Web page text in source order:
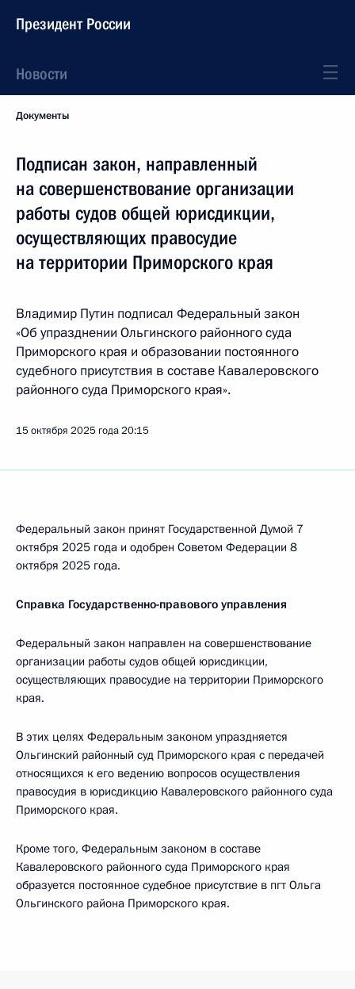
Президент России
Новости
Документы
Подписан закон, направленный
на совершенствование организации
работы судов общей юрисдикции,
осуществляющих правосудие
на территории Приморского края
Владимир Путин подписал Федеральный закон
«Об упразднении Ольгинского районного суда
Приморского края и образовании постоянного
судебного присутствия в составе Кавалеровского
районного суда Приморского края».
15 октября 2025 года20:15
Федеральный закон принят Государственной Думой 7
октября 2025 года и одобрен Советом Федерации 8
октября 2025 года.
Справка Государственно-правового управления
Федеральный закон направлен на совершенствование
организации работы судов общей юрисдикции,
осуществляющих правосудие на территории Приморского
края.
В этих целях Федеральным законом упраздняется
Ольгинский районный суд Приморского края с передачей
относящихся к его ведению вопросов осуществления
правосудия в юрисдикцию Кавалеровского районного суда
Приморского края.
Кроме того, Федеральным законом в составе
Кавалеровского районного суда Приморского края
образуется постоянное судебное присутствие в пгт Ольга
Ольгинского района Приморского края.